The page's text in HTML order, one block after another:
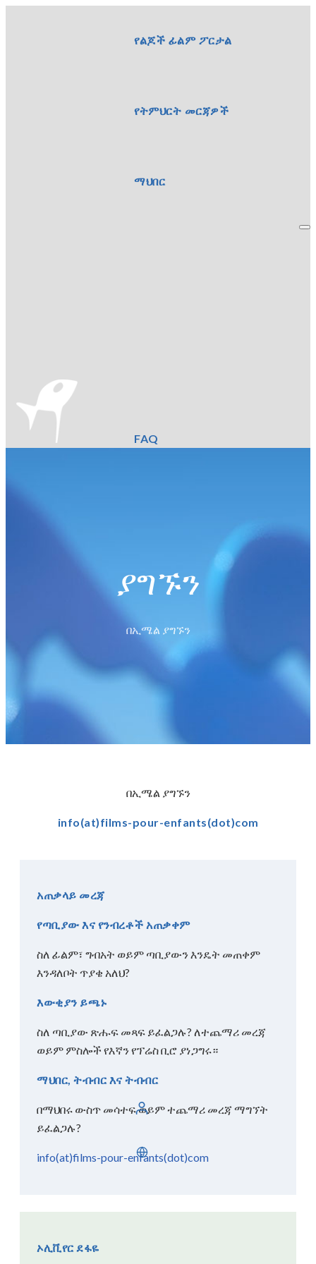
የልጆች ፊልም ፖርታል
የትምህርት መርጃዎች
ማህበር
FAQ
ግባ
አማርኛ
ያግኙን
በኢሜል ያግኙን
በኢሜል ያግኙን
info(at)films-pour-enfants(dot)com
አጠቃላይ መረጃ
የጣቢያው እና የንብረቶች አጠቃቀም
ስለ ፊልም፣ ግብአት ወይም ጣቢያውን እንዴት መጠቀም
እንዳለቦት ጥያቄ አለህ?
እውቂያን ይጫኑ
ስለ ጣቢያው ጽሑፍ መጻፍ ይፈልጋሉ? ለተጨማሪ መረጃ
ወይም ምስሎች የእኛን የፕሬስ ቢሮ ያነጋግሩ።
ማህበር, ትብብር እና ትብብር
በማህበሩ ውስጥ መሳተፍ ወይም ተጨማሪ መረጃ ማግኘት
ይፈልጋሉ?
info(at)films-pour-enfants(dot)com
ኦሊቪየር ደፋዬ